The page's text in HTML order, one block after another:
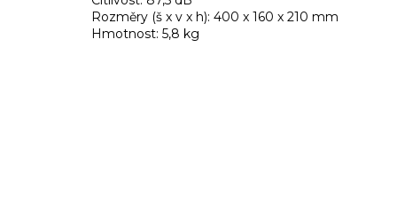
Rozměry (š x v x h): 400 x 160 x 210 mm
Hmotnost: 5,8 kg